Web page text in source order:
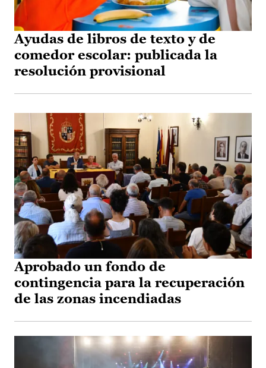
Ayudas de libros de texto y de
comedor escolar: publicada la
resolución provisional
Aprobado un fondo de
contingencia para la recuperación
de las zonas incendiadas